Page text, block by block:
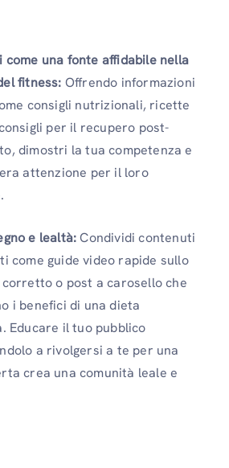
come una fonte affidabile nella
fitness: Offrendo informazioni
consigli nutrizionali, ricette
per il recupero post-
dimostri la tua competenza e
attenzione per il loro
e lealtà:Condividi contenuti
come guide video rapide sullo
o post a carosello che
i benefici di una dieta
Educare il tuo pubblico
a rivolgersi a te per una
crea una comunità leale e